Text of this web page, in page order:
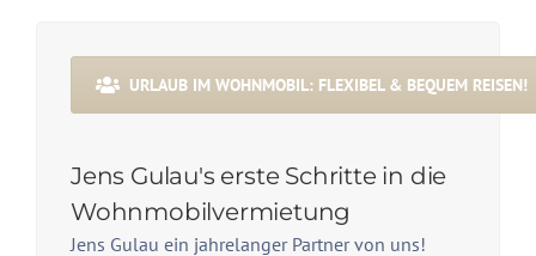
URLAUB IM WOHNMOBIL: FLEXIBEL & BEQUEM REISEN!
Jens Gulau's erste Schritte in die
Wohnmobilvermietung
Jens Gulau ein jahrelanger Partner von uns!